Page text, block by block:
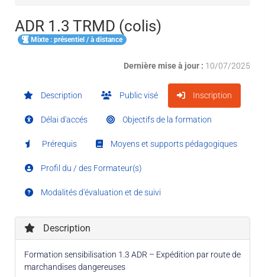
ADR 1.3 TRMD (colis)
Mixte : présentiel / à distance
Dernière mise à jour : 10/07/2025
Description Public visé Inscription
Délai d'accés Objectifs de la formation
Prérequis Moyens et supports pédagogiques
Profil du / des Formateur(s)
Modalités d'évaluation et de suivi
Description
Formation sensibilisation 1.3 ADR – Expédition par route de
marchandises dangereuses